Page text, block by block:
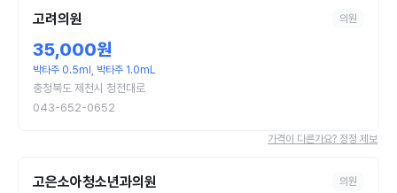
고려의원 의원
35,000원
박타주 0.5ml, 박타주 1.0mL
충청북도 제천시 청전대로
043-652-0652
가격이 다른가요? 정정 제보
고은소아청소년과의원 의원